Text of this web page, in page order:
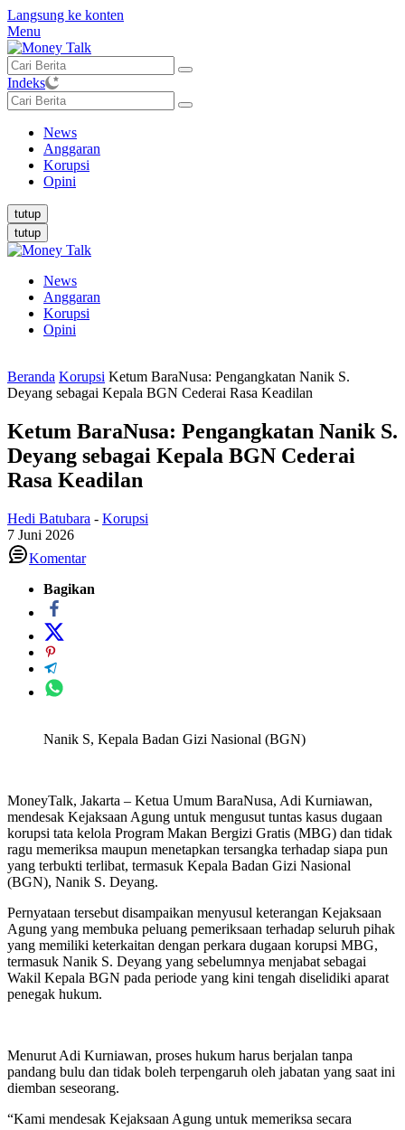
Langsung ke konten
Menu
Indeks
News
Anggaran
Korupsi
Opini
tutup
tutup
News
Anggaran
Korupsi
Opini
Beranda Korupsi Ketum BaraNusa: Pengangkatan Nanik S.
Deyang sebagai Kepala BGN Cederai Rasa Keadilan
Ketum BaraNusa: Pengangkatan Nanik S.
Deyang sebagai Kepala BGN Cederai
Rasa Keadilan
Hedi Batubara - Korupsi
7 Juni 2026
Komentar
Bagikan
Nanik S, Kepala Badan Gizi Nasional (BGN)
MoneyTalk, Jakarta – Ketua Umum BaraNusa, Adi Kurniawan,
mendesak Kejaksaan Agung untuk mengusut tuntas kasus dugaan
korupsi tata kelola Program Makan Bergizi Gratis (MBG) dan tidak
ragu memeriksa maupun menetapkan tersangka terhadap siapa pun
yang terbukti terlibat, termasuk Kepala Badan Gizi Nasional
(BGN), Nanik S. Deyang.
Pernyataan tersebut disampaikan menyusul keterangan Kejaksaan
Agung yang membuka peluang pemeriksaan terhadap seluruh pihak
yang memiliki keterkaitan dengan perkara dugaan korupsi MBG,
termasuk Nanik S. Deyang yang sebelumnya menjabat sebagai
Wakil Kepala BGN pada periode yang kini tengah diselidiki aparat
penegak hukum.
Menurut Adi Kurniawan, proses hukum harus berjalan tanpa
pandang bulu dan tidak boleh terpengaruh oleh jabatan yang saat ini
diemban seseorang.
“Kami mendesak Kejaksaan Agung untuk memeriksa secara